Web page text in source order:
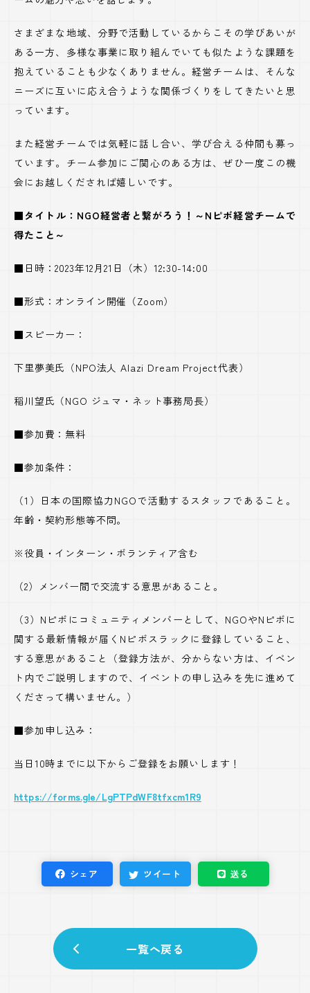
さまざまな地域、分野で活動しているからこその学びあいが
ある一方、多様な事業に取り組んでいても似たような課題を
抱えていることも少なくありません。経営チームは、そんな
ニーズに互いに応え合うような関係づくりをしてきたいと思
っています。
また経営チームでは気軽に話し合い、学び合える仲間も募っ
ています。チーム参加にご関心のある方は、ぜひ一度この機
会にお越しくだされば嬉しいです。
■タイトル：NGO経営者と繋がろう！～Nピボ経営チームで
得たこと～
■日時：2023年12月21 日（木）12:30-14:00
■形式：オンライン開催（Zoom）
■スピーカー：
下里夢美氏（NPO法人 Alazi Dream Project代表）
稲川望氏（NGO ジュマ・ネット事務局長）
■参加費：無料
■参加条件：
（1 ）日本の国際協力 NGO で活動するスタッフであること。
年齢・契約形態等不問。
※役員・インターン・ボランティア含む
（2）メンバー間で交流する意思があること。
（3） N ピボにコミュニティメンバーとして、 NGOやN ピボに
関する最新情報が届く N ピボスラックに登録していること、
する意思があること（登録方法が、分からない方は、イベン
ト内でご説明しますので、イベントの申し込みを先に進めて
くださって構いません。）
■参加申し込み：
当日 10時までに以下からご登録をお願いします！
https://forms.gle/LgPTPdWF8tfxcm1R9
シェア ツイート 送る
一覧へ戻る